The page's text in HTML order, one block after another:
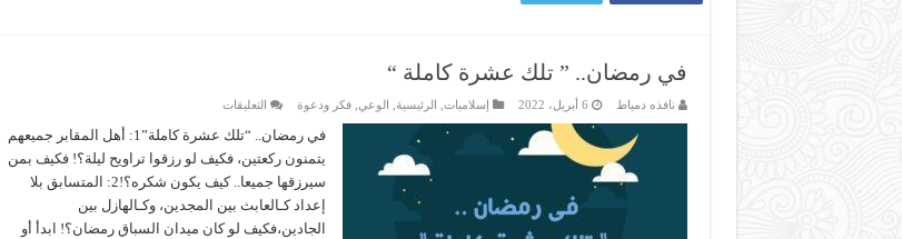
في رمضان.. ” تلك عشرة كاملة “
نافذه دمياط 6 أبريل، 2022 إسلاميات الرئيسية الوعي ,فكر ودعوة التعليقات
رمضان..
تلك
عشرة
كاملة
“
مغلقة
في رمضان.. “تلك عشرة كاملة”1: أهل المقابر جميعهم
يتمنون ركعتين، فكيف لو رزقوا تراويح ليلة؟! فكيف بمن
سيرزقها جميعا.. كيف يكون شكره؟!2: المتسابق بلا
إعداد كـالعابث بين المجدين، وكـالهازل بين
الجادين،فكيف لو كان ميدان السباق رمضان؟! ابدأ أو